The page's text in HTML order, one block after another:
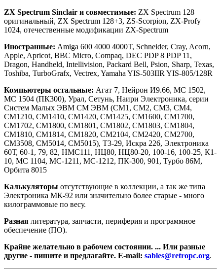
ZX Spectrum Sinclair и совместимые: ZX Spectrum 128
оригинальный, ZX Spectrum 128+3, ZS-Scorpion, ZX-Profy
1024, отечественные модификации ZX-Spectrum
Иностранные: Amiga 600 4000 4000T, Schneider, Cray, Acorn,
Apple, Apricot, BBC Micro, Compaq, DEC PDP 8 PDP 11,
Dragon, Handheld, Intellivision, Packard Bell, Psion, Sharp, Texas,
Toshiba, TurboGrafx, Vectrex, Yamaha YIS-503IIR YIS-805/128R
Компьютеры остальные: Агат 7, Нейрон И9.66, МС 1502,
МС 1504 (ПК300), Урал, Сетунь, Наири Электроника, серии
Систем Малых ЭВМ СМ ЭВМ (СМ1, СМ2, СМ3, СМ4,
СМ1210, СМ1410, СМ1420, СМ1425, СМ1600, СМ1700,
СМ1702, СМ1800, СМ1801, СМ1802, СМ1803, СМ1804,
СМ1810, СМ1814, СМ1820, СМ2104, СМ2420, СМ2700,
СМ3508, СМ5014, СМ5015), Т3-29, Искра 226, Электроника
60Т, 60-1, 79, 82, НМС111, НЦ80, НЦ80-20, 100-16, 100-25, К1-
10, МС 1104, МС-1211, МС-1212, ПК-300, 901, Турбо 86М,
Орбита 8015
Калькуляторы отсутствующие в коллекции, а так же типа
Электроника МК-92 или значительно более старые - много
килограммовые по весу.
Разная литература, запчасти, периферия и программное
обеспечение (ПО).
Крайне желательно в рабочем состоянии. ... Или разные
другие - пишите и предлагайте. E-mail: sables@retropc.org.